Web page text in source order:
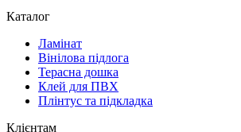
Каталог
Ламінат
Вінілова підлога
Терасна дошка
Клей для ПВХ
Плінтус та підкладка
Клієнтам